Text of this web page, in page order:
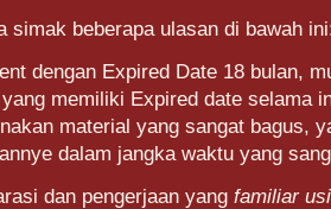
simak beberapa ulasan di bawah
dengan Expired Date 18 bulan,
memiliki Expired date selama
material yang sangat bagus,
dalam jangka waktu yang
dan pengerjaan yang familiar